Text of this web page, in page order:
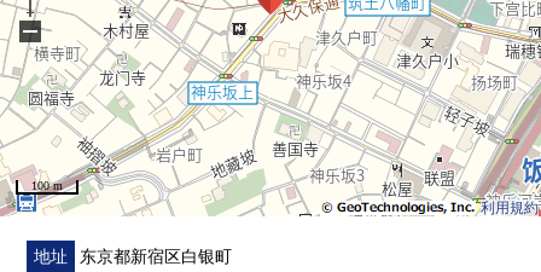
○可饲养宠物（有规定）
■ 房间的特徴
○ 通风关于南西的采光房良好
○ 有39.12平米的东西专用的院子
○ 步入式衣帽间有
○浴室换气干燥机
利用規約
100 m
−
地址 东京都新宿区白银町